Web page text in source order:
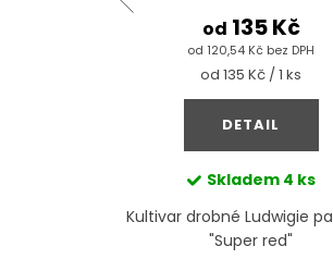
od 120,54 Kč bez DPH
od 135 Kč
Měrná
cena:
od 135 Kč / 1 ks
DETAIL
Skladem 4 ks
Kultivar drobné Ludwigie
"Super red"